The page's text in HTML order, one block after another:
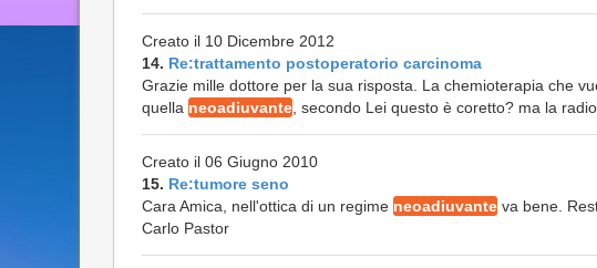
Creato il 10 Dicembre 2012
14. Re:trattamento postoperatorio carcinoma
Grazie mille dottore per la sua risposta. La chemioterapia che
quella neoadiuvante , secondo Lei questo è coretto? ma la
Creato il 06 Giugno 2010
15. Re:tumore seno
Cara Amica, nell'ottica di un regime neoadiuvante va bene.
Carlo Pastor